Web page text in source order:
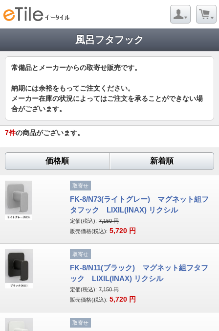
風呂フタフック
常備品とメーカーからの取寄せ販売です。
納期には余裕をもってご注文ください。
メーカー在庫の状況によってはご注文を承ることができない場
合がございます。
7件の商品がございます。
価格順 新着順
取寄せ
FK-8/N73(ライトグレー) マグネット組フ
タフック LIXIL(INAX) リクシル
定価(税込): 7,150円
販売価格(税込): 5,720 円
取寄せ
FK-8/N11(ブラック) マグネット組フタフ
ック LIXIL(INAX) リクシル
定価(税込): 7,150円
販売価格(税込): 5,720 円
取寄せ